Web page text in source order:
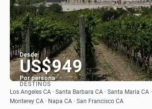
Desde
US$949
Por persona
Ver
DESTINOS
Los Angeles CA · Santa Barbara CA · Santa Maria CA ·
Monterey CA · Napa CA · San Francisco CA